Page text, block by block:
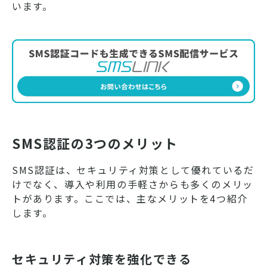
います。
SMS認証の3つのメリット
SMS認証は、セキュリティ対策として優れているだ
けでなく、導入や利用の手軽さからも多くのメリッ
トがあります。ここでは、主なメリットを4つ紹介
します。
セキュリティ対策を強化できる